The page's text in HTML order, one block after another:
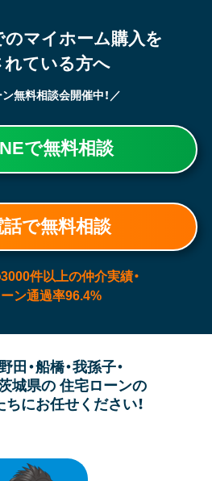
マイホーム購入を
れている方へ
無料相談会開催中！／
で無料相談
話で無料相談
件以上の仲介実績・
ン通過率96.4%
田・船橋・我孫子・
城県の住宅ローンの
にお任せください！